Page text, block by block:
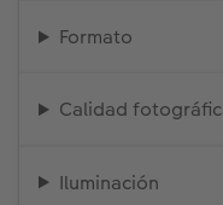
Formato
Calidad
Iluminación